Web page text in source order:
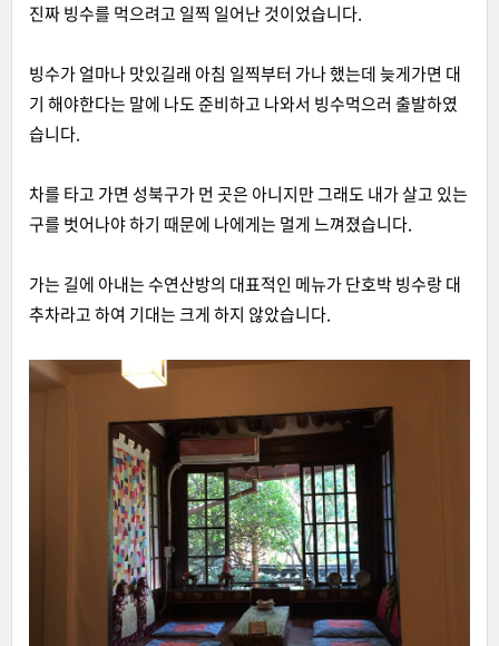
진짜 빙수를 먹으려고 일찍 일어난 것이었습니다.
빙수가 얼마나 맛있길래 아침 일찍부터 가나 했는데 늦게가면 대
기 해야한다는 말에 나도 준비하고 나와서 빙수먹으러 출발하였
습니다.
차를 타고 가면 성북구가 먼 곳은 아니지만 그래도 내가 살고 있는
구를 벗어나야 하기 때문에 나에게는 멀게 느껴졌습니다.
가는 길에 아내는 수연산방의 대표적인 메뉴가 단호박 빙수랑 대
추차라고 하여 기대는 크게 하지 않았습니다.